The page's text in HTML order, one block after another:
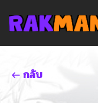
กลับ